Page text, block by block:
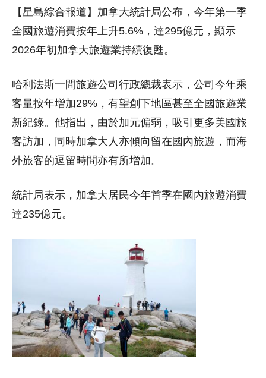
【星島綜合報道】加拿大統計局公布，今年第一季
全國旅遊消費按年上升5.6%，達295億元，顯示
2026年初加拿大旅遊業持續復甦。
哈利法斯一間旅遊公司行政總裁表示，公司今年乘
客量按年增加29%，有望創下地區甚至全國旅遊業
新紀錄。他指出，由於加元偏弱，吸引更多美國旅
客訪加，同時加拿大人亦傾向留在國內旅遊，而海
外旅客的逗留時間亦有所增加。
統計局表示，加拿大居民今年首季在國內旅遊消費
達235億元。